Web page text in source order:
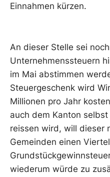
Einnahmen kürzen.
An dieser Stelle sei
Unternehmenssteuern
im Mai abstimmen
Steuergeschenk wird
Millionen pro Jahr
auch dem Kanton
reissen wird, will dieser
Gemeinden einen
wiederum würde zu